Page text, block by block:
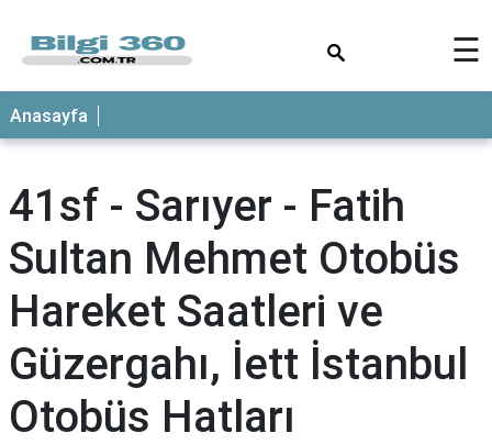
ANASAYFA
☰
Anasayfa
41sf - Sarıyer - Fatih
Sultan Mehmet Otobüs
Hareket Saatleri ve
Güzergahı, İett İstanbul
Otobüs Hatları